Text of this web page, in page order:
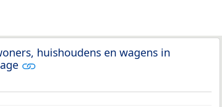
huishoudens en wagens in